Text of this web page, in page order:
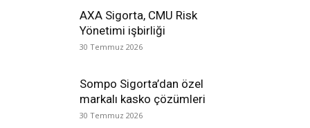
AXA Sigorta, CMU Risk
Yönetimi işbirliği
30 Temmuz 2026
Sompo Sigorta’dan özel
markalı kasko çözümleri
30 Temmuz 2026